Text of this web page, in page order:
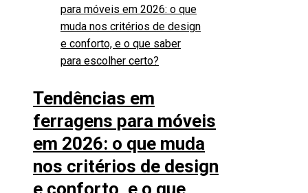
Tendências em
ferragens para móveis
em 2026: o que muda
nos critérios de design
e conforto, e o que